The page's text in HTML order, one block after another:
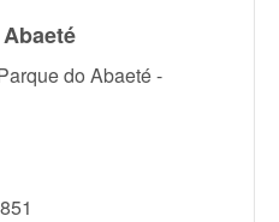
do Abaeté -